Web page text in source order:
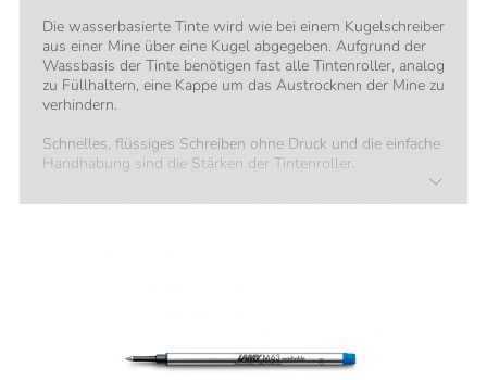
Die wasserbasierte Tinte wird wie bei einem Kugelschreiber
aus einer Mine über eine Kugel abgegeben. Aufgrund der
Wassbasis der Tinte benötigen fast alle Tintenroller, analog
zu Füllhaltern, eine Kappe um das Austrocknen der Mine zu
verhindern.
Schnelles, flüssiges Schreiben ohne Druck und die einfache
Handhabung sind die Stärken der Tintenroller.
Der optimal passende Tintenroller kann, neben dem
Alle drei Faktoren sind das Resultat unserer über